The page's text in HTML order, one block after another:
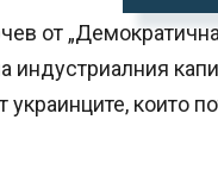
от
индустриалния
които